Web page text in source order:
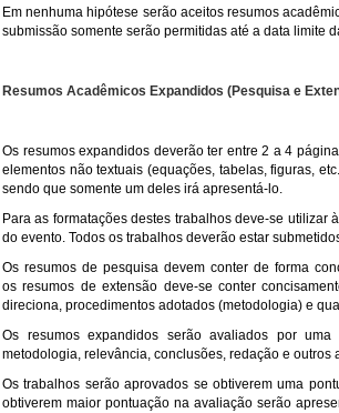
Em nenhuma hipótese serão aceitos resumos
submissão somente serão permitidas até a data limite
Resumos Acadêmicos Expandidos (Pesquisa e
Os resumos expandidos deverão ter entre 2 a 4
elementos não textuais (equações, tabelas, figuras,
sendo que somente um deles irá apresentá-lo.
Para as formatações destes trabalhos deve-se
do evento. Todos os trabalhos deverão estar
Os resumos de pesquisa devem conter de forma
osresumos de extensão deve-se conter
direciona, procedimentos adotados (metodologia) e
Os resumos expandidos serão avaliados por
metodologia, relevância, conclusões, redação e outros
Os trabalhos serão aprovados se obtiverem uma
obtiverem maior pontuação na avaliação serão